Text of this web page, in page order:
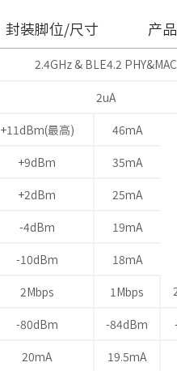
封装脚位/尺寸 产
2.4GHz & BLE4.2 PHY&MAC
2uA
+11dBm(最高)
46mA
+9dBm
35mA
+2dBm
25mA
-4dBm
19mA
-10dBm
18mA
2Mbps 1Mbps
-80dBm -84dBm
20mA 19.5mA